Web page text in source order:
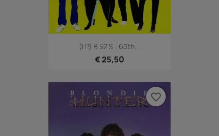
(LP) B 52's - 60th...
€ 25,50
favorite_border